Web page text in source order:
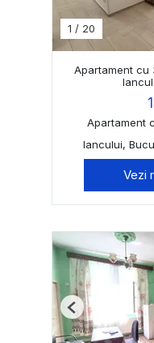
1 / 20
Apartament cu
Apartament
Iancului,
Vezi
Previous